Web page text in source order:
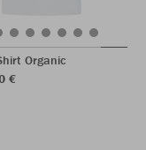
Organic
€